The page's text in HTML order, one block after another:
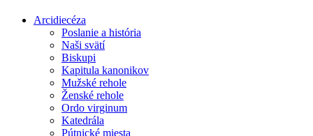
Arcidiecéza
Poslanie a história
Naši svätí
Biskupi
Kapitula kanonikov
Mužské rehole
Ženské rehole
Ordo virginum
Katedrála
Pútnické miesta